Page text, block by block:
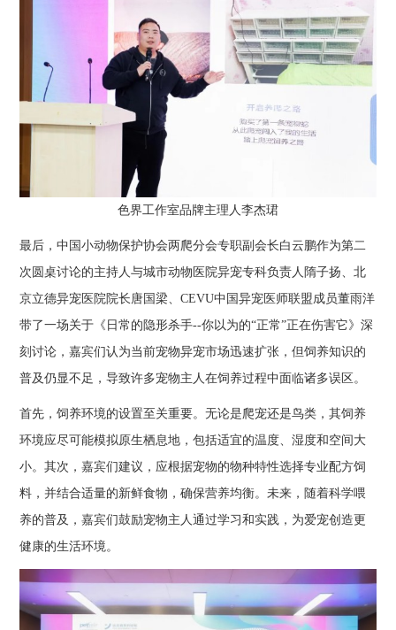
色界工作室品牌主理人李杰珺
最后，中国小动物保护协会两爬分会专职副会长白云鹏作为第二
次圆桌讨论的主持人与城市动物医院异宠专科负责人隋子扬、北
京立德异宠医院院长唐国梁、CEVU中国异宠医师联盟成员董雨洋
带了一场关于《日常的隐形杀手--你以为的“正常”正在伤害它》深
刻讨论，嘉宾们认为当前宠物异宠市场迅速扩张，但饲养知识的
普及仍显不足，导致许多宠物主人在饲养过程中面临诸多误区。
首先，饲养环境的设置至关重要。无论是爬宠还是鸟类，其饲养
环境应尽可能模拟原生栖息地，包括适宜的温度、湿度和空间大
小。其次，嘉宾们建议，应根据宠物的物种特性选择专业配方饲
料，并结合适量的新鲜食物，确保营养均衡。未来，随着科学喂
养的普及，嘉宾们鼓励宠物主人通过学习和实践，为爱宠创造更
健康的生活环境。